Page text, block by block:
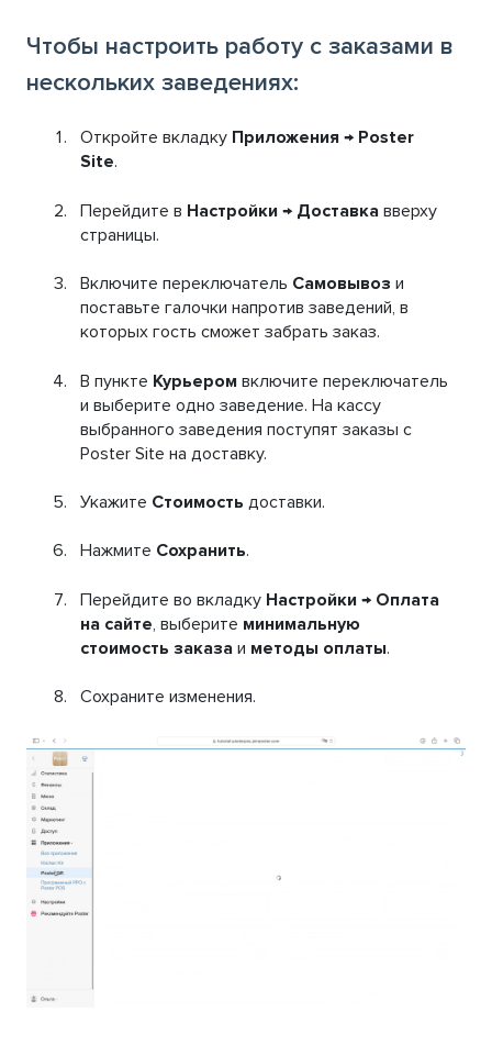
Чтобы настроить работу с заказами в
нескольких заведениях:
Откройте вкладку Приложения → Poster
Site.
Перейдите в Настройки → Доставка вверху
страницы.
Включите переключатель Самовывоз и
поставьте галочки напротив заведений, в
которых гость сможет забрать заказ.
В пункте Курьером включите переключатель
и выберите одно заведение. На кассу
выбранного заведения поступят заказы с
Poster Site на доставку.
Укажите Стоимость доставки.
Нажмите Сохранить.
Перейдите во вкладку Настройки → Оплата
на сайте, выберите минимальную
стоимость заказа и методы оплаты.
Сохраните изменения.